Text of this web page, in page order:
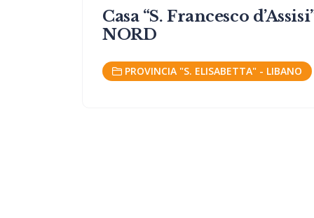
Casa “S. Francesco
NORD
PROVINCIA "S. ELISABETTA" - LIBANO